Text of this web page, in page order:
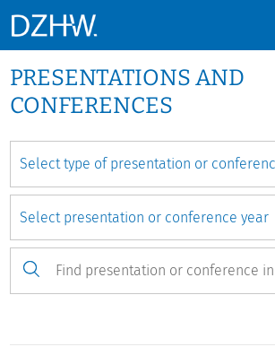
PRESENTATIONS AND
CONFERENCES